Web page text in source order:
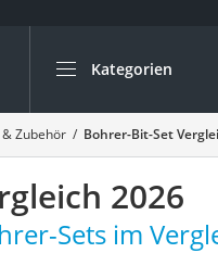
Kategorien
Die beliebtesten
Baumarkt
Tresor feuerfest
Makita-Akku-
Kappsäge
Zubehör Bohrer-Bit-Set
2026
Sets im